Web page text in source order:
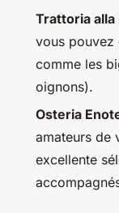
Trattoria alla
vous pouvez
comme les
oignons).
Osteria
amateurs de
excellente